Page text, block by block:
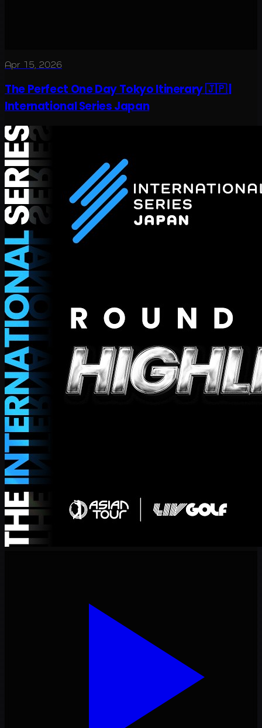
Apr 15, 2026
The Perfect One Day Tokyo Itinerary 🇯🇵 |
International Series Japan